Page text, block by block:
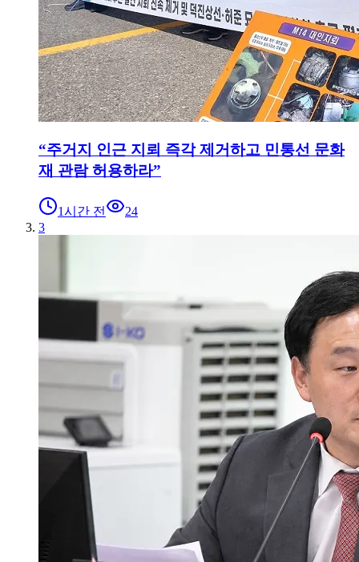
“주거지 인근 지뢰 즉각 제거하고 민통선 문화
재 관람 허용하라”
1시간 전
24
3